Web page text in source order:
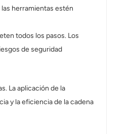
herramientas estén
todos los pasos. Los
de seguridad
La aplicación de la
y la eficiencia de la cadena